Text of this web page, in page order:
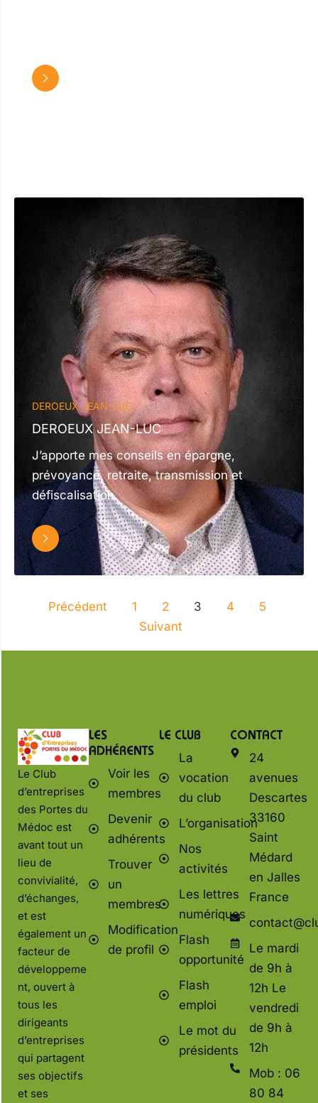
DEROEUX JEAN-LUC
DEROEUX JEAN-LUC
J’apporte mes conseils en épargne,
prévoyance, retraite, transmission et
défiscalisation.
Précédent 1 2 3 4
5
Suivant
Le Club
d’entreprises
des Portes du
Médoc est
avant tout un
lieu de
convivialité,
d’échanges,
et est
également un
facteur de
développeme
nt, ouvert à
tous les
dirigeants
d’entreprises
qui partagent
ses objectifs
et ses
LES
ADHÉRENTS
Voir les
membres
Devenir
adhérents
Trouver
un
membres
Modification
de profil
LE CLUB
La
vocation
du club
L’organisation
Nos
activités
Les lettres
numériques
Flash
opportunité
Flash
emploi
Le mot du
présidents
CONTACT
24
avenues
Descartes
33160
Saint
Médard
en Jalles
France
Le mardi
de 9h à
12h Le
vendredi
de 9h à
12h
Mob : 06
80 84